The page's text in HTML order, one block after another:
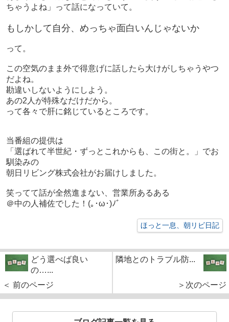
ちゃうよね」
って話になっていて。
もしかして自分、めっちゃ面白いんじゃないか
って。
この空気のまま外で得意げに話したら大けがしちゃうやつ
だよね。
勘違いしないようにしよう。
あの2人が特殊なだけだから。
って各々で肝に銘じているところです。
当番組の提供は
「選ばれて半世紀・ずっとこれからも、この街と。」でお
馴染みの
朝日リビング株式会社がお届けしました。
笑ってて話が全然進まない、営業所あるある
＠中の人補佐でした！(｡･ω･)ﾉﾞ
ほっと一息、朝リビ日記
どう選べば良い
の…...
＜ 前のページ
隣地とのトラブル防...
＞次のページ